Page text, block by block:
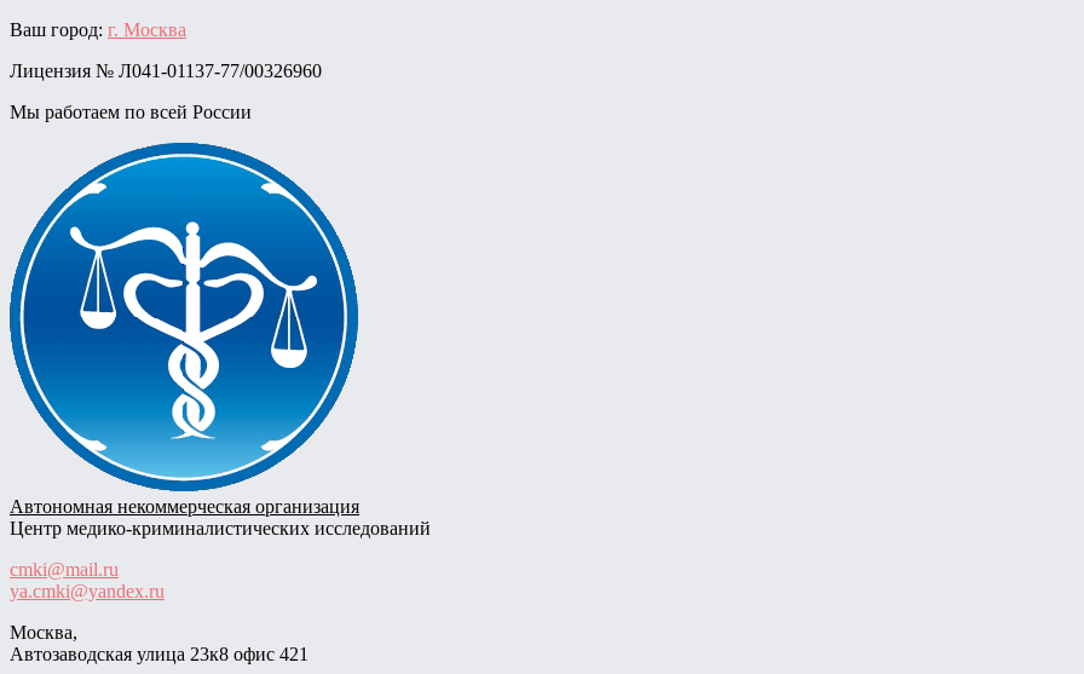
Skip
content
Ваш город: г. Москва
Лицензия № Л041-01137-77/00326960
Мы работаем по всей России
Автономная некоммерческая организация
Центр медико-криминалистических исследований
cmki@mail.ru
ya.cmki@yandex.ru
Москва,
Автозаводская улица 23к8 офис 421